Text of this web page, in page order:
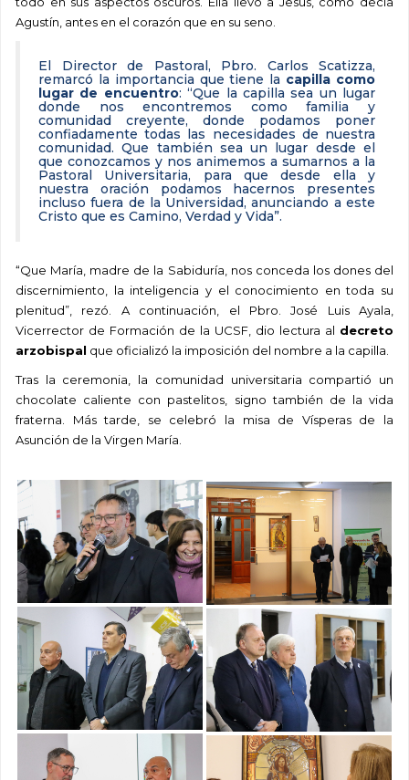
Agustín, antes en el corazón que en su seno.
El Director de Pastoral, Pbro. Carlos Scatizza,
remarcó la importancia que tiene la capilla como
lugar de encuentro: “Que la capilla sea un lugar
donde nos encontremos como familia y
comunidad creyente, donde podamos poner
confiadamente todas las necesidades de nuestra
comunidad. Que también sea un lugar desde el
que conozcamos y nos animemos a sumarnos a la
Pastoral Universitaria, para que desde ella y
nuestra oración podamos hacernos presentes
incluso fuera de la Universidad, anunciando a este
Cristo que es Camino, Verdad y Vida”.
“Que María, madre de la Sabiduría, nos conceda los dones del
discernimiento, la inteligencia y el conocimiento en toda su
plenitud”, rezó. A continuación, el Pbro. José Luis Ayala,
Vicerrector de Formación de la UCSF, dio lectura al decreto
arzobispal que oficializó la imposición del nombre a la capilla.
Tras la ceremonia, la comunidad universitaria compartió un
chocolate caliente con pastelitos, signo también de la vida
fraterna. Más tarde, se celebró la misa de Vísperas de la
Asunción de la Virgen María.